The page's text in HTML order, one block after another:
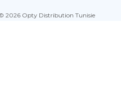
2026 Opty Distribution Tunisie